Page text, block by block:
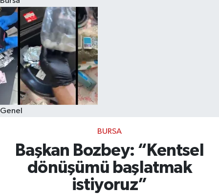
Genel
BURSA
Başkan Bozbey: “Kentsel
dönüşümü başlatmak
istiyoruz”
Eğitim
Sağlık
Dünya
Magazin
Kültür & Sanat
Teknoloji